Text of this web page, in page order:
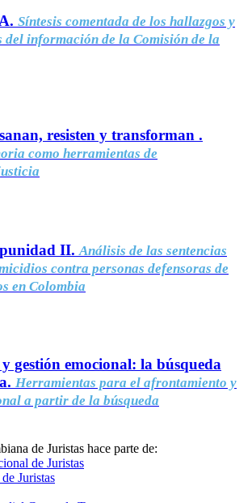
Síntesis comentada de los hallazgos y
del información de la Comisión de la
resisten y transforman .
como herramientas de
II. Análisis de las sentencias
contra personas defensoras de
en Colombia
gestión emocional: la búsqueda
Herramientas para el afrontamiento y
a partir de la búsqueda
de Juristas hace parte de: